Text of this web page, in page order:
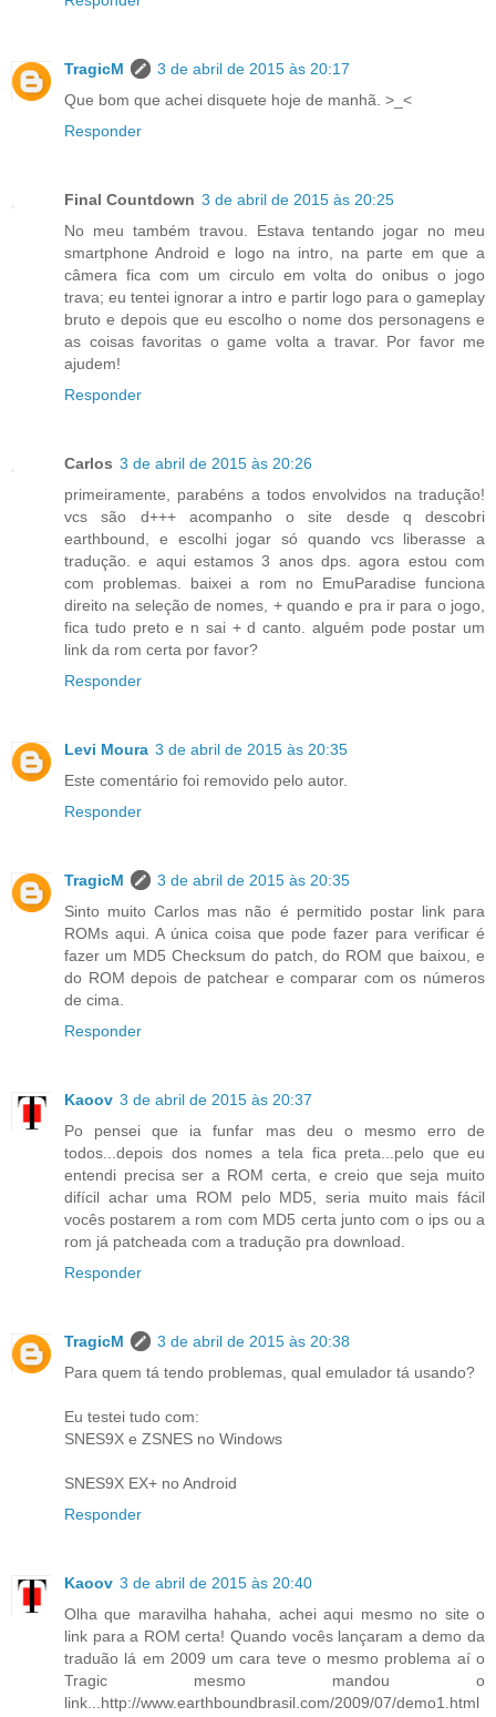
TragicM
3 de abril de 2015 às 20:17
Que bom que achei disquete hoje de manhã. >_<
Responder
Final Countdown 3 de abril de 2015 às 20:25
No meu também travou. Estava tentando jogar no meu
smartphone Android e logo na intro, na parte em que a
câmera fica com um circulo em volta do onibus o jogo
trava; eu tentei ignorar a intro e partir logo para o gameplay
bruto e depois que eu escolho o nome dos personagens e
as coisas favoritas o game volta a travar. Por favor me
ajudem!
Responder
Carlos 3 de abril de 2015 às 20:26
primeiramente, parabéns a todos envolvidos na tradução!
vcs são d+++ acompanho o site desde q descobri
earthbound, e escolhi jogar só quando vcs liberasse a
tradução. e aqui estamos 3 anos dps. agora estou com
com problemas. baixei a rom no EmuParadise funciona
direito na seleção de nomes, + quando e pra ir para o jogo,
fica tudo preto e n sai + d canto. alguém pode postar um
link da rom certa por favor?
Responder
Levi Moura 3 de abril de 2015 às 20:35
Este comentário foi removido pelo autor.
Responder
TragicM
3 de abril de 2015 às 20:35
Sinto muito Carlos mas não é permitido postar link para
ROMs aqui. A única coisa que pode fazer para verificar é
fazer um MD5 Checksum do patch, do ROM que baixou, e
do ROM depois de patchear e comparar com os números
de cima.
Responder
Kaoov 3 de abril de 2015 às 20:37
Po pensei que ia funfar mas deu o mesmo erro de
todos...depois dos nomes a tela fica preta...pelo que eu
entendi precisa ser a ROM certa, e creio que seja muito
difícil achar uma ROM pelo MD5, seria muito mais fácil
vocês postarem a rom com MD5 certa junto com o ips ou a
rom já patcheada com a tradução pra download.
Responder
TragicM
3 de abril de 2015 às 20:38
Para quem tá tendo problemas, qual emulador tá usando?
Eu testei tudo com:
SNES9X e ZSNES no Windows
SNES9X EX+ no Android
Responder
Kaoov 3 de abril de 2015 às 20:40
Olha que maravilha hahaha, achei aqui mesmo no site o
link para a ROM certa! Quando vocês lançaram a demo da
traduão lá em 2009 um cara teve o mesmo problema aí o
Tragic mesmo mandou o
link...http://www.earthboundbrasil.com/2009/07/demo1.html